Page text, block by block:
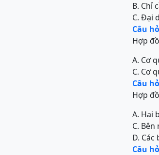
B. Chỉ
C. Đại
Câu
Hợp
A. Cơ
C. Cơ
Câu
Hợp
A. Hai
C.
D.
Câu